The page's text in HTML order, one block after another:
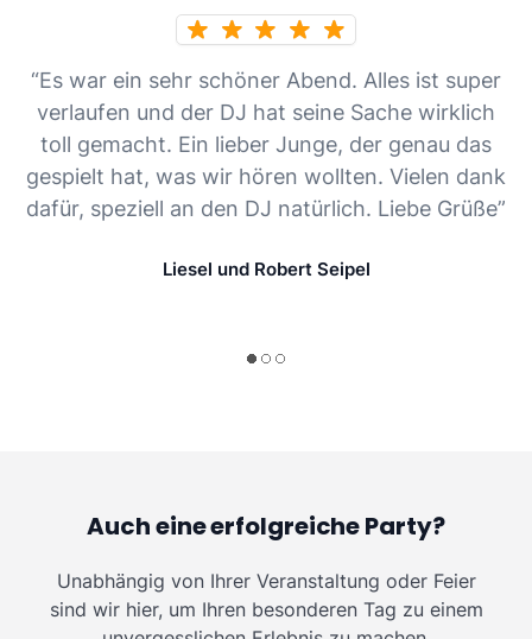
“Es war ein sehr schöner Abend. Alles ist super
verlaufen und der DJ hat seine Sache wirklich
toll gemacht. Ein lieber Junge, der genau das
gespielt hat, was wir hören wollten. Vielen dank
dafür, speziell an den DJ natürlich. Liebe Grüße”
Liesel und Robert Seipel
Auch eine erfolgreiche Party?
Unabhängig von Ihrer Veranstaltung oder Feier
sind wir hier, um Ihren besonderen Tag zu einem